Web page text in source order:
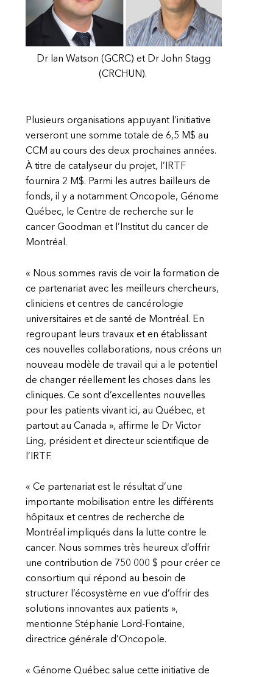
Dr Ian Watson (GCRC) et Dr John Stagg
(CRCHUN).
Plusieurs organisations appuyant l’initiative
verseront une somme totale de 6,5 M$ au
CCM au cours des deux prochaines années.
À titre de catalyseur du projet, l’IRTF
fournira 2 M$. Parmi les autres bailleurs de
fonds, il y a notamment Oncopole, Génome
Québec, le Centre de recherche sur le
cancer Goodman et l’Institut du cancer de
Montréal.
« Nous sommes ravis de voir la formation de
ce partenariat avec les meilleurs chercheurs,
cliniciens et centres de cancérologie
universitaires et de santé de Montréal. En
regroupant leurs travaux et en établissant
ces nouvelles collaborations, nous créons un
nouveau modèle de travail qui a le potentiel
de changer réellement les choses dans les
cliniques. Ce sont d’excellentes nouvelles
pour les patients vivant ici, au Québec, et
partout au Canada », affirme le Dr Victor
Ling, président et directeur scientifique de
l’IRTF.
« Ce partenariat est le résultat d’une
importante mobilisation entre les différents
hôpitaux et centres de recherche de
Montréal impliqués dans la lutte contre le
cancer. Nous sommes très heureux d’offrir
une contribution de 750 000 $ pour créer ce
consortium qui répond au besoin de
structurer l’écosystème en vue d’offrir des
solutions innovantes aux patients »,
mentionne Stéphanie Lord-Fontaine,
directrice générale d’Oncopole.
« Génome Québec salue cette initiative de